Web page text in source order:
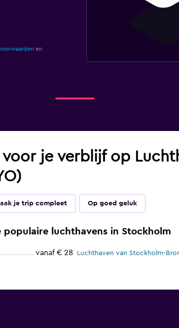
en
je verblijf op
je trip compleet Op goed geluk
luchthavens in Stockholm
vanaf € 28
Luchthaven van Stockholm-